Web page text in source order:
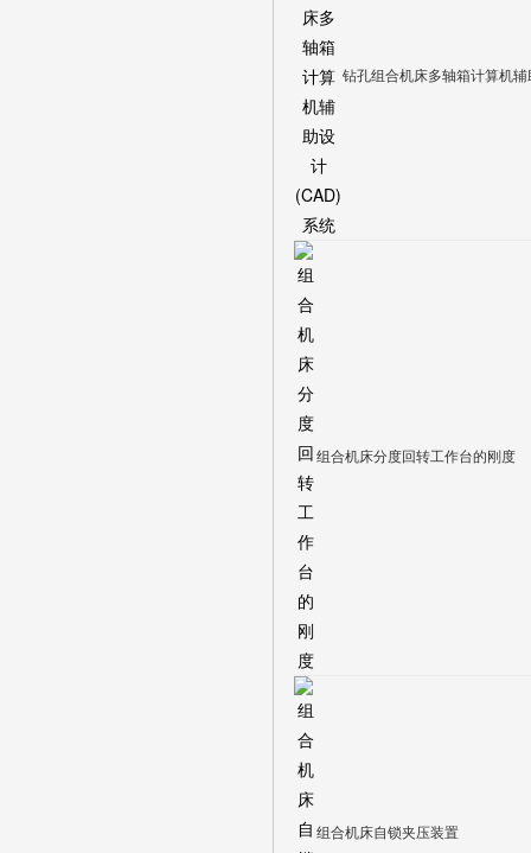
钻孔组合机床多轴箱计算机
组合机床分度回转工作台的刚度
组合机床自锁夹压装置